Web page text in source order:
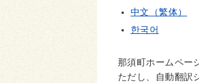
中文（繁体）
한국어
那須町ホームペー
ただし、自動翻訳